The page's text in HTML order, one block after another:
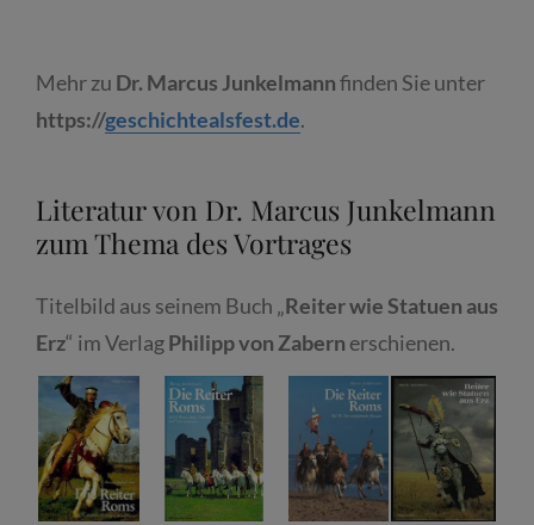
Mehr zu Dr. Marcus Junkelmannfinden Sie unter
https://geschichtealsfest.de.
Literatur von Dr. Marcus Junkelmann
zum Thema des Vortrages
Titelbild aus seinem Buch „Reiter wie Statuen aus
Erz“ im VerlagPhilipp von Zabern erschienen.